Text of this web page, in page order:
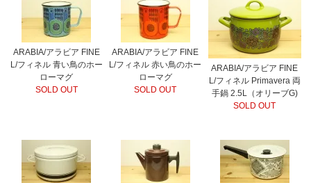
ARABIA/アラビア FINE
L/フィネル 青い鳥のホー
ローマグ
SOLD OUT
ARABIA/アラビア FINE
L/フィネル 赤い鳥のホー
ローマグ
SOLD OUT
ARABIA/アラビア FINE
L/フィネル Primavera 両
手鍋 2.5L（オリーブG)
SOLD OUT